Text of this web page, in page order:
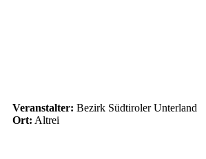
Veranstalter: Bezirk Südtiroler Unterland
Ort: Altrei